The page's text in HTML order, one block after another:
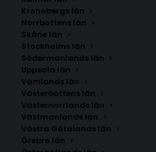
Kronobergs län
Norrbottens län
Skåne län
Stockholms län
Södermanlands län
Uppsala län
Vämlands län
Västerbottens län
Västernorrlands län
Västmanlands län
Västra Götalands län
Örebro län
AT-AT Walker Poster